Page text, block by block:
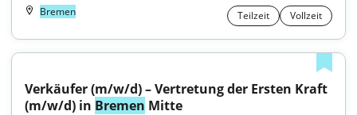
Bremen Teilzeit Vollzeit
Verkäufer (m/w/d) – Vertretung der Ersten Kraft
(m/w/d) in Bremen Mitte